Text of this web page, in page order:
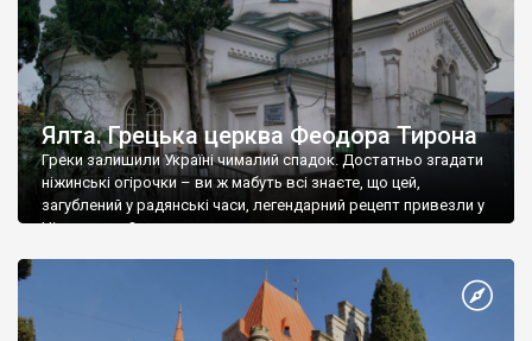
Ялта. Грецька церква Феодора Тирона
Греки залишили Україні чималий спадок. Достатньо згадати
ніжинські огірочки – ви ж мабуть всі знаєте, що цей,
загублений у радянські часи, легендарний рецепт привезли у
Ніжин греки?